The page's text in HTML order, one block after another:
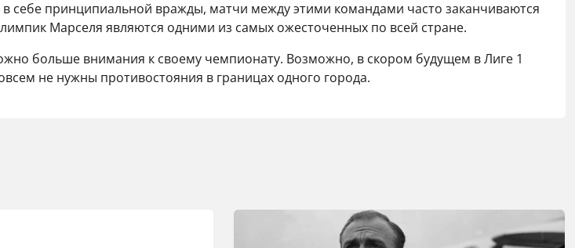
себе принципиальной вражды, матчи между этими командами часто заканчиваются
Марселя являются одними из самых ожесточенных по всей стране.
больше внимания к своему чемпионату. Возможно, в скором будущем в Лиге 1
не нужны противостояния в границах одного города.